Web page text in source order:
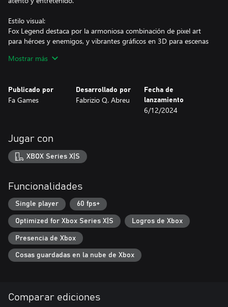
Estilo visual:
Fox Legend destaca por la armoniosa combinación de pixel art
para héroes y enemigos, y vibrantes gráficos en 3D para escenas
Mostrar más
Publicado por
Fa Games
Desarrollado por
Fabrizio Q. Abreu
Fecha de
lanzamiento
6/12/2024
Jugar con
XBOX Series X|S
Funcionalidades
Single player 60 fps+
Optimized for Xbox Series X|S Logros de Xbox
Presencia de Xbox
Cosas guardadas en la nube de Xbox
Comparar ediciones